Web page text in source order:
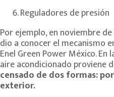
Reguladores de presión
Por ejemplo, en noviembre
dio a conocer el mecanismo
Enel Green Power México.
aire acondicionado proviene
censado de dos formas:
exterior.